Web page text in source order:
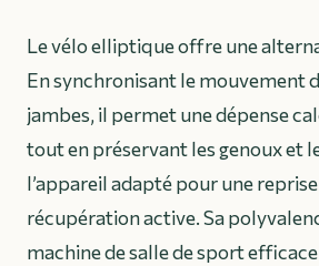
Le vélo elliptique offre une
En synchronisant le mouvement
jambes, il permet une dépense
tout en préservant les genoux et
l’appareil adapté pour une
récupération active. Sa
machine de salle de sport